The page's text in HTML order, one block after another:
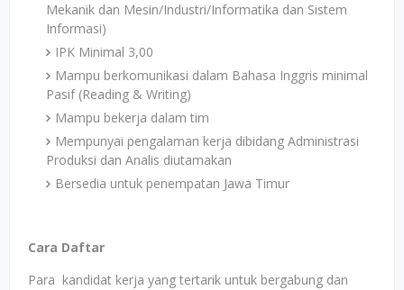
Mekanik dan Mesin/Industri/Informatika dan Sistem
Informasi)
IPK Minimal 3,00
Mampu berkomunikasi dalam Bahasa Inggris minimal
Pasif (Reading & Writing)
Mampu bekerja dalam tim
Mempunyai pengalaman kerja dibidang Administrasi
Produksi dan Analis diutamakan
Bersedia untuk penempatan Jawa Timur
Cara Daftar
Para kandidat kerja yang tertarik untuk bergabung dan